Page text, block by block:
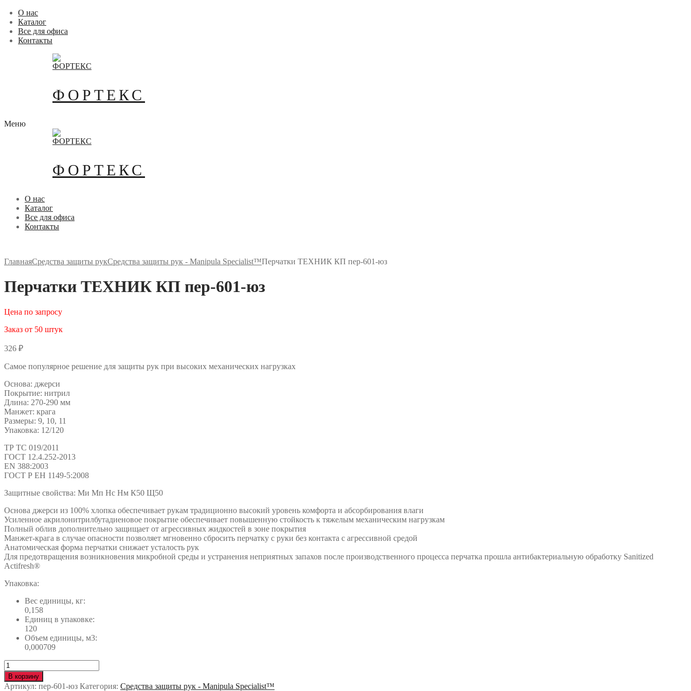
Перейти
содержимому
Меню
Закрыть
О нас
Каталог
Все для офиса
Контакты
ФОРТЕКС
Меню
ФОРТЕКС
О нас
Каталог
Все для офиса
Контакты
ГлавнаяСредства защиты рукСредства защиты рук - Manipula Specialist™Перчатки ТЕХНИК КП пер-601-юз
Перчатки ТЕХНИК КП пер-601-юз
Цена по запросу
Заказ от 50 штук
326 ₽
Самое популярное решение для защиты рук при высоких механических нагрузках
Основа: джерси
Покрытие: нитрил
Длина: 270-290 мм
Манжет: крага
Размеры: 9, 10, 11
Упаковка: 12/120
ТР ТС 019/2011
ГОСТ 12.4.252-2013
EN 388:2003
ГОСТ Р ЕН 1149-5:2008
Защитные свойства: Ми Мп Нс Нм К50 Щ50
Основа джерси из 100% хлопка обеспечивает рукам традиционно высокий уровень комфорта и абсорбирования влаги
Усиленное акрилонитрилбутадиеновое покрытие обеспечивает повышенную стойкость к тяжелым механическим нагрузкам
Полный облив дополнительно защищает от агрессивных жидкостей в зоне покрытия
Манжет-крага в случае опасности позволяет мгновенно сбросить перчатку с руки без контакта с агрессивной средой
Анатомическая форма перчатки снижает усталость рук
Для предотвращения возникновения микробной среды и устранения неприятных запахов после производственного процесса перчатка прошла антибактериальную обработку Sanitized
Actifresh®
Упаковка:
Вес единицы, кг:
0,158
Единиц в упаковке:
120
Объем единицы, м3:
0,000709
Количество
Перчатки
ТЕХНИК
В корзину
Артикул: пер-601-юз Категория: Средства защиты рук - Manipula Specialist™